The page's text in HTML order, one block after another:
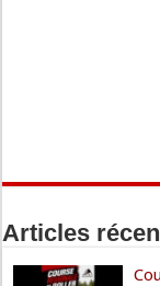
Articles